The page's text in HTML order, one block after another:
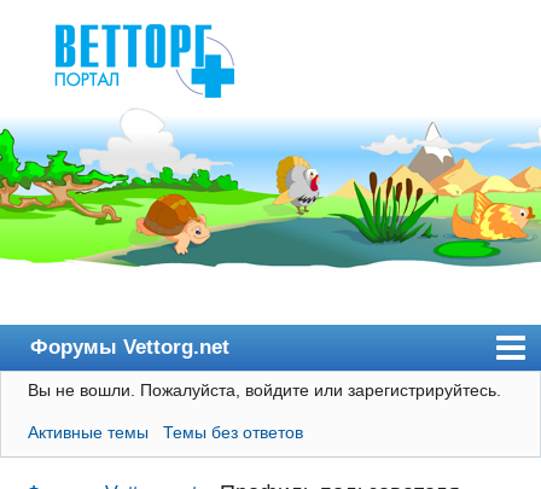
Форумы Vettorg.net
Главная
Пользователи
Правила
Вы не вошли. Пожалуйста, войдите или зарегистрируйтесь.
Активные темы Темы без ответов